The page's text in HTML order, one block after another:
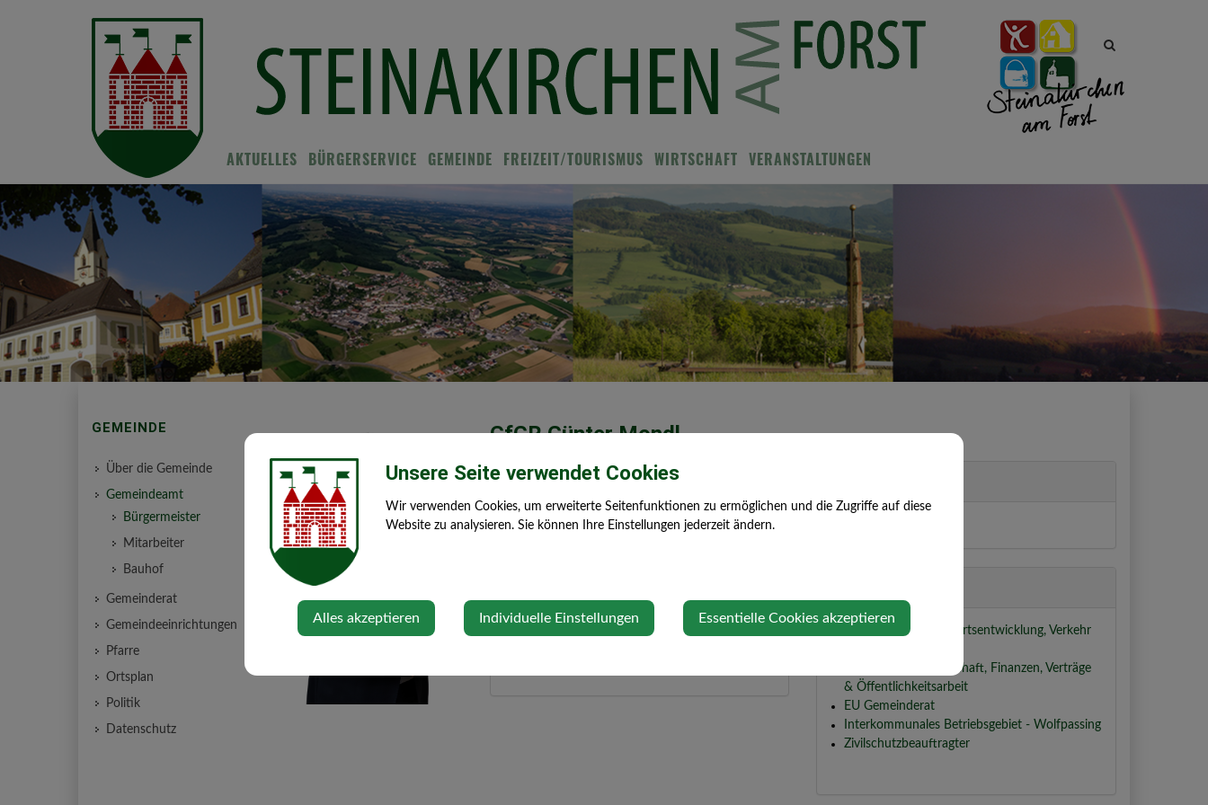
Site
toggle
AKTUELLES BÜRGERSERVICE GEMEINDE FREIZEIT/TOURISMUS WIRTSCHAFT VERANSTALTUNGEN
GfGR Günter Mondl
Kontakt
+43 (0) 664 50 63 720
Adresse
Ausschuss für Bau, Ortsentwicklung, Verkehr
Ausschuss für Wirtschaft, Finanzen, Verträge
& Öffentlichkeitsarbeit
EU Gemeinderat
Interkommunales Betriebsgebiet - Wolfpassing
Zivilschutzbeauftragter
GEMEINDE
Über die Gemeinde
Gemeindeamt
Bürgermeister
Mitarbeiter
Bauhof
Gemeinderat
Gemeindeeinrichtungen
Pfarre
Ortsplan
Politik
Datenschutz
Unsere Seite verwendet Cookies
Wir verwenden Cookies, um erweiterte Seitenfunktionen zu ermöglichen und die Zugriffe auf diese
Website zu analysieren. Sie können Ihre Einstellungen jederzeit ändern.
Alles akzeptieren Individuelle Einstellungen Essentielle Cookies akzeptieren